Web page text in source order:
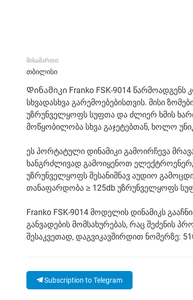
მისამართი:
თბილისი
Დინამიკი Franko FSK-9014
სხვადასხვა გარემოებებისთვის. მისი
უზრუნველყოფს სუფთა და ძლიერ ხმის
მოწყობილობა სხვა გაჯეტებთან, ხოლო
ეს პორტატული დინამიკი გამოირჩევა
ხანგრძლივად გამოიყენოთ
უზრუნველყოფს შესანიშნავ აუდიო
თანაფარდობა ≥ 125db უზრუნველყოფს
Franko FSK-9014 მოდელის დინამიკს
განვადების მომსახურებას, რაც შეძენის
შესაკვეთად, დაგვიკავშირდით ნომერზე:
Subscription to Telegram